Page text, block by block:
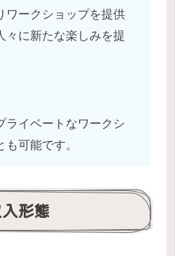
ワークショップを提供
々に新たな楽しみを提
ライベートなワークシ
可能です。
形態